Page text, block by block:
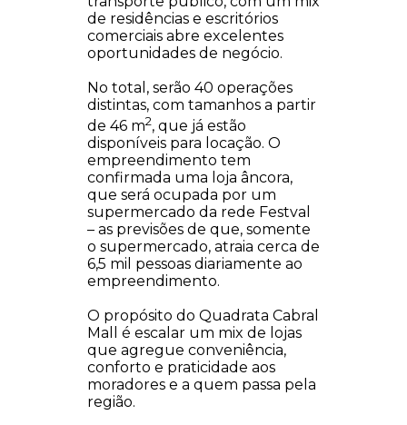
de residências e escritórios
comerciais abre excelentes
oportunidades de negócio.
No total, serão 40 operações
distintas, com tamanhos a partir
de 46 m2, que já estão
disponíveis para locação. O
empreendimento tem
confirmada uma loja âncora,
que será ocupada por um
supermercado da rede Festval
– as previsões de que, somente
o supermercado, atraia cerca de
6,5 mil pessoas diariamente ao
empreendimento.
O propósito do Quadrata Cabral
Mall é escalar um mix de lojas
que agregue conveniência,
conforto e praticidade aos
moradores e a quem passa pela
região.